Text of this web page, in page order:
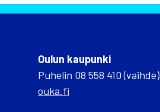
Oulun kaupunki
Puhelin 08 558 410 (vaihde)
ouka.fi